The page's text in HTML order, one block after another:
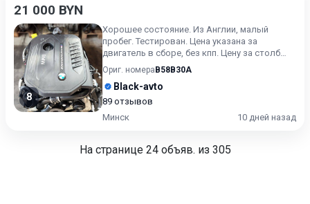
21 000 BYN
8
Хорошее состояние. Из Англии, малый
пробег. Тестирован. Цена указана за
двигатель в сборе, без кпп. Цену за столб
уточняйте. Снят с X3 M40i
Ориг. номера B58B30A
Black-avto
89 отзывов
Минск
10 дней назад
На странице 24объяв. из 305